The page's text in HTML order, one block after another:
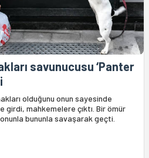
savunucusu ‘Panter
olduğunu onun sayesinde
girdi, mahkemelere çıktı. Bir ömür
bununla savaşarak geçti.